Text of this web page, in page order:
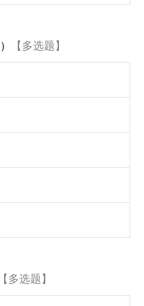
【多选题】
【多选题】